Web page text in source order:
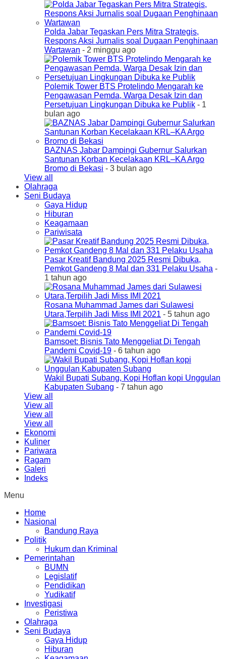
Polda Jabar Tegaskan Pers Mitra Strategis,
Respons Aksi Jurnalis soal Dugaan Penghinaan
Wartawan - 2 minggu ago
Polemik Tower BTS Protelindo Mengarah ke
Pengawasan Pemda, Warga Desak Izin dan
Persetujuan Lingkungan Dibuka ke Publik - 1
bulan ago
BAZNAS Jabar Dampingi Gubernur Salurkan
Santunan Korban Kecelakaan KRL–KA Argo
Bromo di Bekasi - 3 bulan ago
View all
Olahraga
Seni Budaya
Gaya Hidup
Hiburan
Keagamaan
Pariwisata
Pasar Kreatif Bandung 2025 Resmi Dibuka,
Pemkot Gandeng 8 Mal dan 331 Pelaku Usaha -
1 tahun ago
Rosana Muhammad James dari Sulawesi
Utara,Terpilih Jadi Miss IMI 2021 - 5 tahun ago
Bamsoet: Bisnis Tato Menggeliat Di Tengah
Pandemi Covid-19 - 6 tahun ago
Wakil Bupati Subang, Kopi Hoflan kopi Unggulan
Kabupaten Subang - 7 tahun ago
View all
View all
View all
View all
Ekonomi
Kuliner
Pariwara
Ragam
Galeri
Indeks
Menu
Home
Nasional
Bandung Raya
Politik
Hukum dan Kriminal
Pemerintahan
BUMN
Legislatif
Pendidikan
Yudikatif
Investigasi
Peristiwa
Olahraga
Seni Budaya
Gaya Hidup
Hiburan